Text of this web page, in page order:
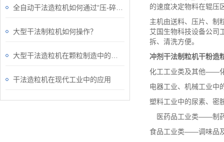
大型干法制粒机如何操作？
干法造粒机在现代工业中的应用
的速度决定物料在辊压
主机由送料、压片、制
艾国生物科技设备公司
拆、清洗方便。
冲剂干法制粒机干粉造
化工工业类及其他——
电器工业、机械工业中
塑料工业中的尿素、密
医药品工业类——制药
食品工业类——调味品